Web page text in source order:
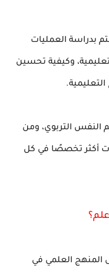
بدراسة العمليات
وكيفية تحسين
التعليمية.
التربوي، ومن
أكثر تخصصًا في كل
المنهج العلمي في